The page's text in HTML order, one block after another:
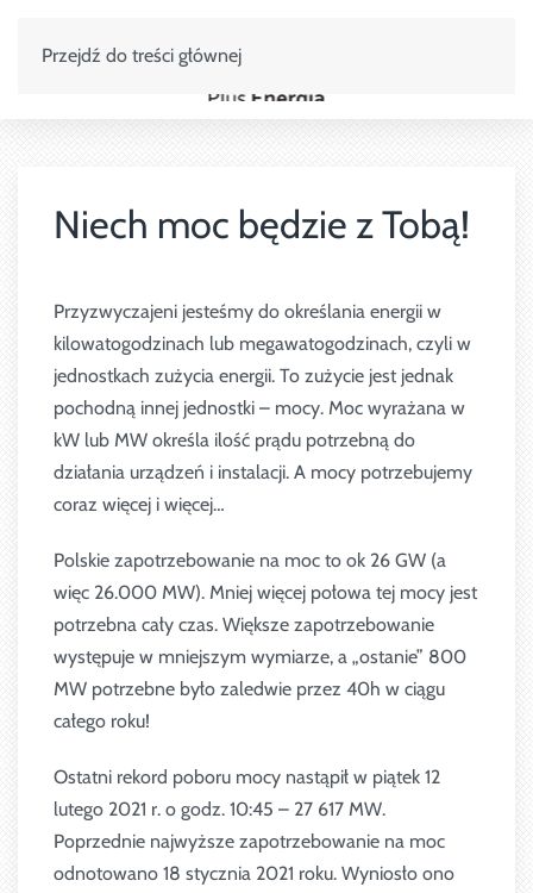
Przejdź do treści głównej
Niech moc będzie z Tobą!
Przyzwyczajeni jesteśmy do określania energii w
kilowatogodzinach lub megawatogodzinach, czyli w
jednostkach zużycia energii. To zużycie jest jednak
pochodną innej jednostki – mocy. Moc wyrażana w
kW lub MW określa ilość prądu potrzebną do
działania urządzeń i instalacji. A mocy potrzebujemy
coraz więcej i więcej…
Polskie zapotrzebowanie na moc to ok 26 GW (a
więc 26.000 MW). Mniej więcej połowa tej mocy jest
potrzebna cały czas. Większe zapotrzebowanie
występuje w mniejszym wymiarze, a „ostanie” 800
MW potrzebne było zaledwie przez 40h w ciągu
całego roku!
Ostatni rekord poboru mocy nastąpił w piątek 12
lutego 2021 r. o godz. 10:45 – 27 617 MW.
Poprzednie najwyższe zapotrzebowanie na moc
odnotowano 18 stycznia 2021 roku. Wyniosło ono